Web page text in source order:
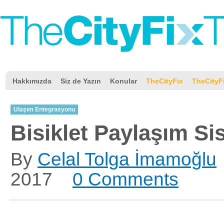
Hakkımızda Siz de Yazın Konular TheCityFix
Ulaşım Entegrasyonu
Bisiklet Paylaşım
By Celal Tolga İmamoğlu
2017
0 Comments